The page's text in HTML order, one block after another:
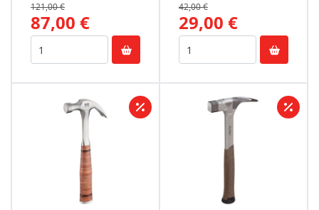
87,00 €
121,00 €
29,00 €
42,00 €